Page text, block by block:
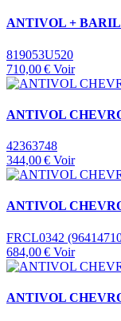
ANTIVOL +
819053U520
710,00 € Voir
ANTIVOL
42363748
344,00 € Voir
ANTIVOL
FRCL0342
684,00 € Voir
ANTIVOL